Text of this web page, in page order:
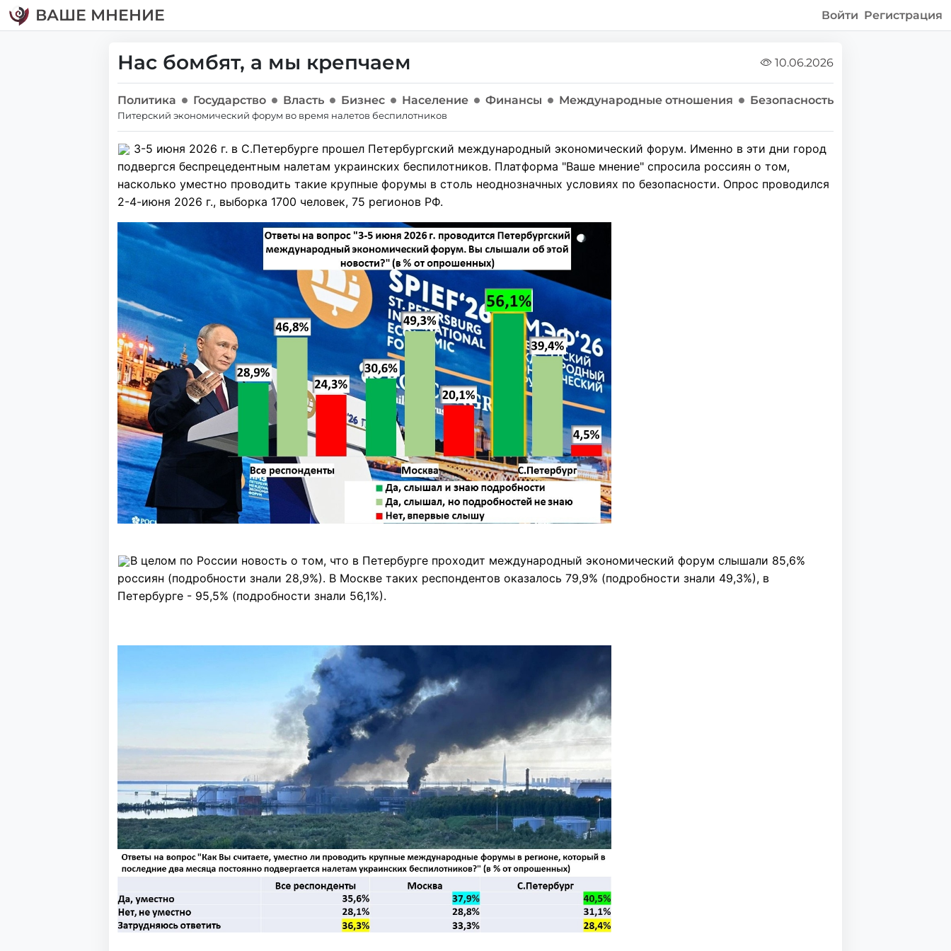
ВАШЕ МНЕНИЕ Войти Регистрация
Нас бомбят, а мы крепчаем 10.06.2026
Политика Государство Власть Бизнес Население Финансы Международные отношения Безопасность
Питерский экономический форум во время налетов беспилотников
3-5 июня 2026 г. в С.Петербурге прошел Петербургский международный экономический форум. Именно в эти дни город
подвергся беспрецедентным налетам украинских беспилотников. Платформа "Ваше мнение" спросила россиян о том,
насколько уместно проводить такие крупные форумы в столь неоднозначных условиях по безопасности. Опрос проводился
2-4-июня 2026 г., выборка 1700 человек, 75 регионов РФ.
В целом по России новость о том, что в Петербурге проходит международный экономический форум слышали 85,6%
россиян (подробности знали 28,9%). В Москве таких респондентов оказалось 79,9% (подробности знали 49,3%), в
Петербурге - 95,5% (подробности знали 56,1%).